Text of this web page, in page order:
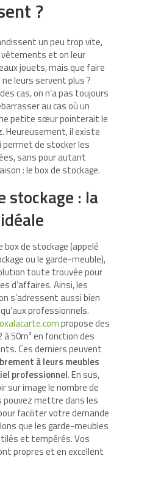
?
un peu trop vite,
vêtements et on leur
jouets, mais que faire
leurs servent plus ?
cas, on n’a pas toujours
au cas où un
petite sœur pointerait le
Heureusement, il existe
permet de stocker les
sans pour autant
: le box de stockage.
stockage : la
box de stockage (appelé
ou le garde-meuble),
toute trouvée pour
d’affaires. Ainsi, les
s’adressent aussi bien
professionnels.
propose des
50m² en fonction des
Ces derniers peuvent
à leurs meubles
professionnel. En sus,
sur image le nombre de
pouvez mettre dans les
faciliter votre demande
que les garde-meubles
et tempérés. Vos
propres et en excellent